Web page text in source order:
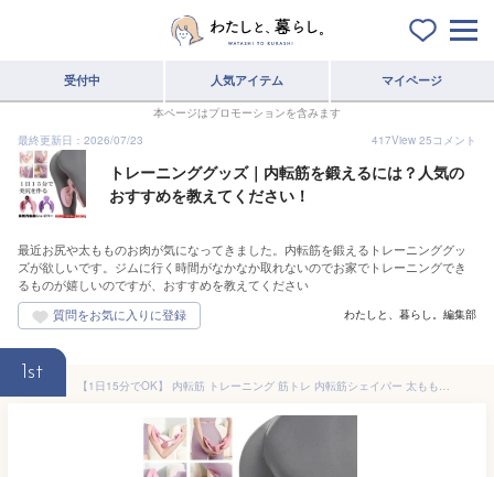
受付中 人気アイテム マイページ
本ページはプロモーションを含みます
最終更新日：2026/07/23
417View 25コメント
トレーニンググッズ｜内転筋を鍛えるには？人気の
おすすめを教えてください！
最近お尻や太もものお肉が気になってきました。内転筋を鍛えるトレーニンググッ
ズが欲しいです。ジムに行く時間がなかなか取れないのでお家でトレーニングでき
るものが嬉しいのですが、おすすめを教えてください
わたしと、暮らし。編集部
1st
【1日15分でOK】 内転筋 トレーニング 筋トレ 内転筋シェイパー 太もも 痩せ 器具 トレーニング器具 下半身 腕 二の腕 背中 お尻 シェイパー ヒップアップ 足パカ 骨盤 運動 筋肉 骨盤底筋 美尻 エクササイズ ダイエット ヒップ 自宅 簡単 フィットネス スリム O脚